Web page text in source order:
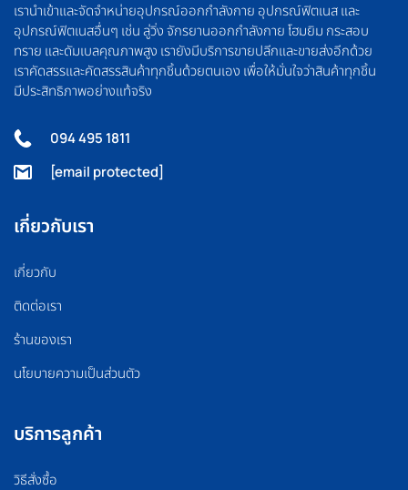
เรานำเข้าและจัดจำหน่ายอุปกรณ์ออกกำลังกาย อุปกรณ์ฟิตเนส และ
อุปกรณ์ฟิตเนสอื่นๆ เช่น ลู่วิ่ง จักรยานออกกำลังกาย โฮมยิม กระสอบ
ทราย และดัมเบลคุณภาพสูง เรายังมีบริการขายปลีกและขายส่งอีกด้วย
เราคัดสรรและคัดสรรสินค้าทุกชิ้นด้วยตนเอง เพื่อให้มั่นใจว่าสินค้าทุกชิ้น
มีประสิทธิภาพอย่างแท้จริง
094 495 1811
[email protected]
เกี่ยวกับเรา
เกี่ยวกับ
ติดต่อเรา
ร้านของเรา
นโยบายความเป็นส่วนตัว
บริการลูกค้า
วิธีสั่งซื้อ